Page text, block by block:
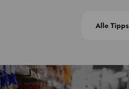
Alle Tipps